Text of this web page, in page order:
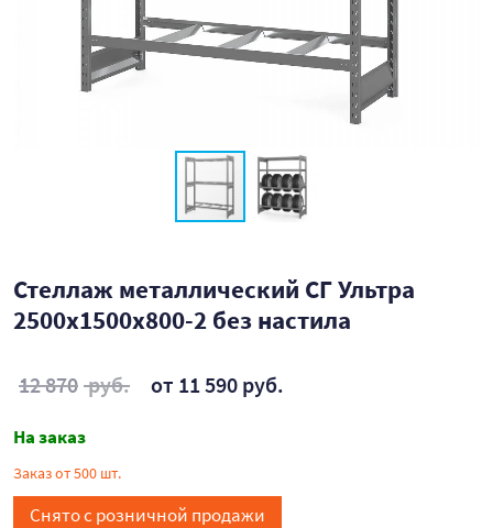
Стеллаж металлический СГ Ультра
2500x1500x800-2 без настила
12 870 руб. от 11 590 руб.
На заказ
Заказ от 500 шт.
Снято с розничной продажи